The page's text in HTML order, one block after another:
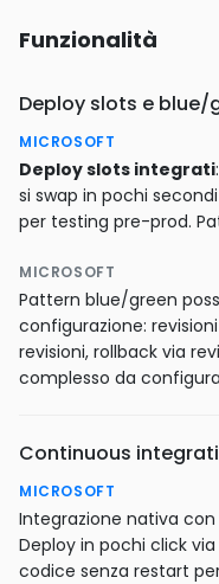
Funzionalità
Deploy slots e blue/
MICROSOFT
Deploy slots integrati
si swap in pochi
per testing pre-prod.
MICROSOFT
Pattern blue/green
configurazione:
revisioni, rollback via
complesso da
Continuous
MICROSOFT
Integrazione nativa con
Deploy in pochi click
codice senza restart